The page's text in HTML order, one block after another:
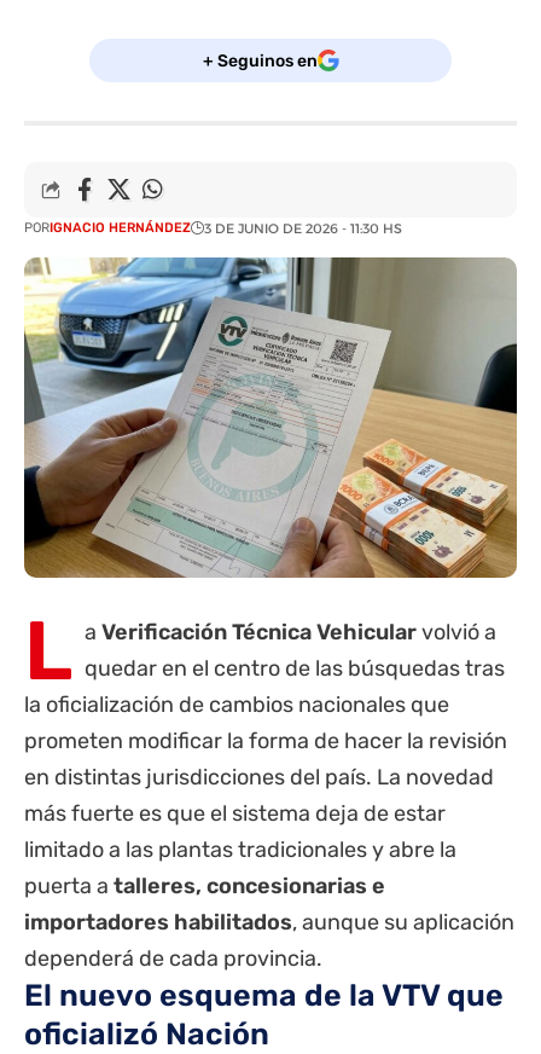
+ Seguinos en
PORIGNACIO HERNÁNDEZ 3 DE JUNIO DE 2026 - 11:30 HS
L a Verificación Técnica Vehicularvolvió a
quedar en el centro de las búsquedas tras
la oficialización de cambios nacionales que
prometen modificar la forma de hacer la revisión
en distintas jurisdicciones del país. La novedad
más fuerte es que el sistema deja de estar
limitado a las plantas tradicionales y abre la
puerta a talleres, concesionarias e
importadores habilitados, aunque su aplicación
dependerá de cada provincia.
El nuevo esquema de la VTV que
oficializó Nación